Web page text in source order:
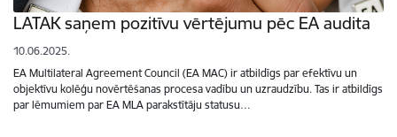
LATAK saņem pozitīvu vērtējumu pēc EA audita
10.06.2025.
EA Multilateral Agreement Council (EA MAC) ir atbildīgs par efektīvu un
objektīvu kolēģu novērtēšanas procesa vadību un uzraudzību. Tas ir atbildīgs
par lēmumiem par EA MLA parakstītāju statusu…